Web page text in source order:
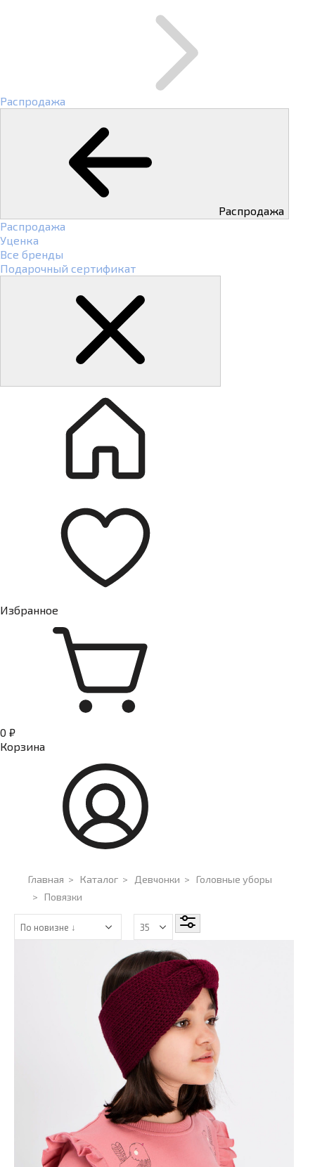
Распродажа
Распродажа
Распродажа
Уценка
Все бренды
Подарочный сертификат
Избранное
0 ₽
Корзина
Главная > Каталог > Девчонки > Головные уборы
> Повязки